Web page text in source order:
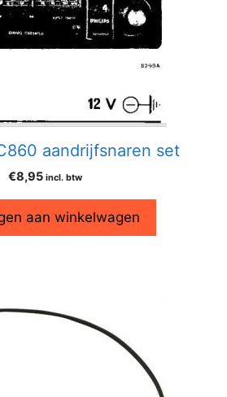
aandrijfsnaren set
€8,95 incl. btw
aan winkelwagen